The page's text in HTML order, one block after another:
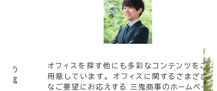
の
豊富
オフィスを探す他にも多彩なコンテンツをご
用意しています。 オフィスに関するさまざま
なご要望にお応えする 三鬼商事のホームペー